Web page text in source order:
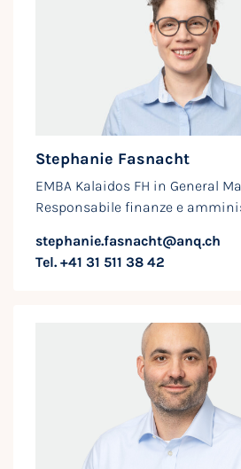
Stephanie Fasnacht
EMBA Kalaidos FH in General
Responsabile finanze e
stephanie.fasnacht@anq.ch
Tel. +41 31 511 38 42